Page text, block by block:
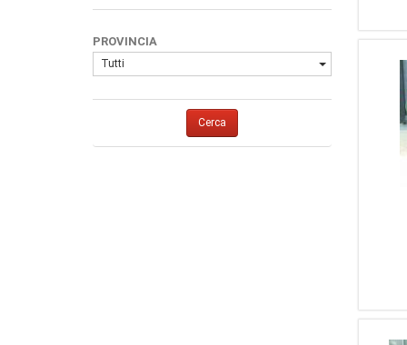
GSG 1
ISD Bulgaria
45 Auto
28
45
PROVINCIA
Tutti
Cerca